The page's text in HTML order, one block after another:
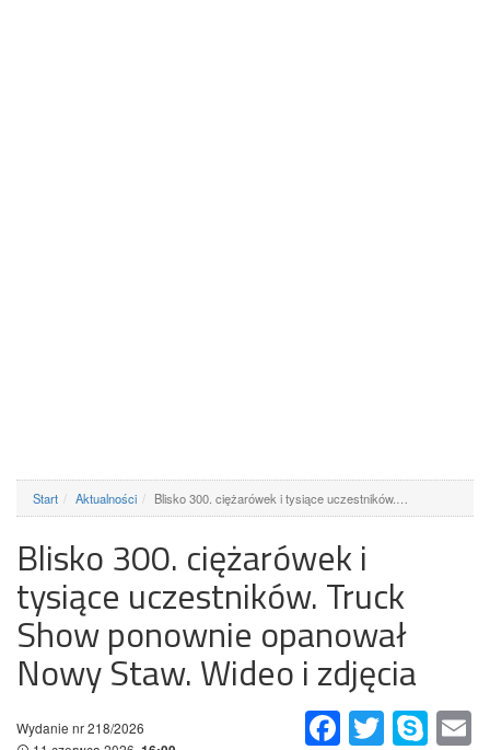
Start Aktualności Blisko 300. ciężarówek i tysiące uczestników.…
Blisko 300. ciężarówek i
tysiące uczestników. Truck
Show ponownie opanował
Nowy Staw. Wideo i zdjęcia
FacebookTwitter Skype
Wydanie nr 218/2026